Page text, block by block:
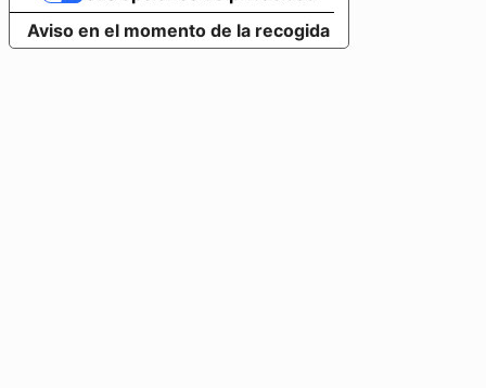
Aviso en el momento de la recogida